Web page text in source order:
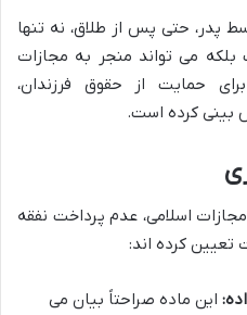
پدر، حتی پس از طلاق، نه تنها
می تواند منجر به مجازات
حمایت از حقوق فرزندان،
بینی کرده است.
اسلامی، عدم پرداخت نفقه
تعیین کرده اند:
این ماده صراحتاً بیان می